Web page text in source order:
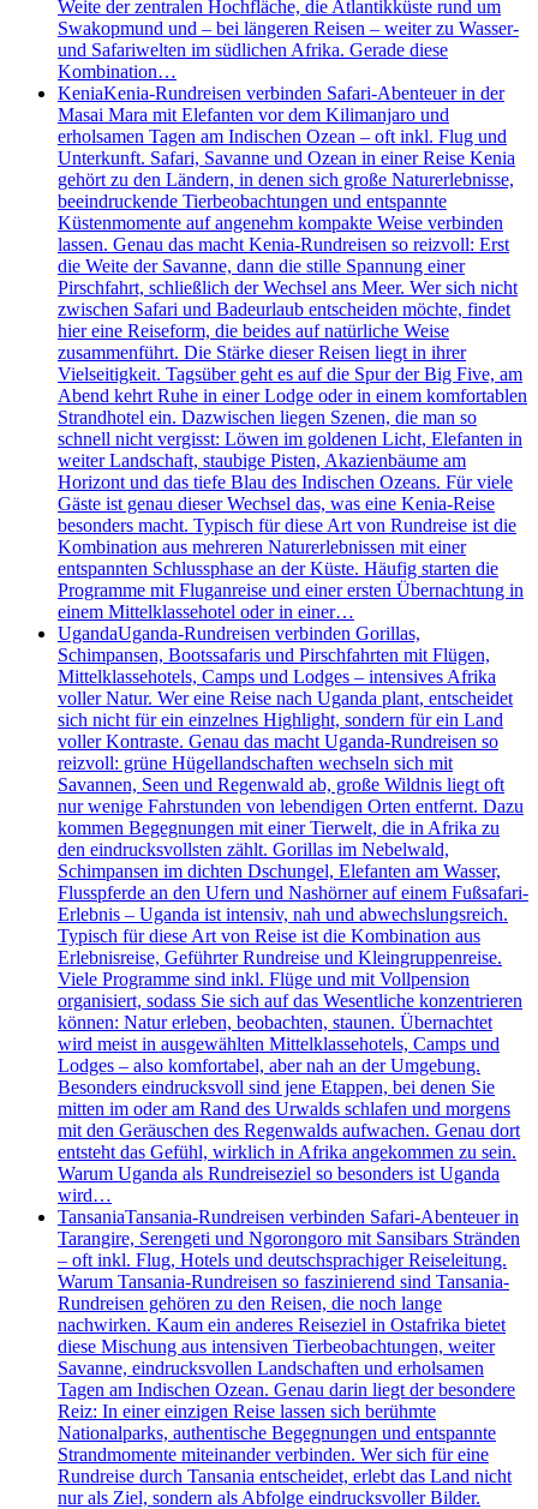
Weite der zentralen Hochfläche, die Atlantikküste rund um
Swakopmund und – bei längeren Reisen – weiter zu Wasser-
und Safariwelten im südlichen Afrika. Gerade diese
Kombination…
KeniaKenia-Rundreisen verbinden Safari-Abenteuer in der
Masai Mara mit Elefanten vor dem Kilimanjaro und
erholsamen Tagen am Indischen Ozean – oft inkl. Flug und
Unterkunft. Safari, Savanne und Ozean in einer Reise Kenia
gehört zu den Ländern, in denen sich große Naturerlebnisse,
beeindruckende Tierbeobachtungen und entspannte
Küstenmomente auf angenehm kompakte Weise verbinden
lassen. Genau das macht Kenia-Rundreisen so reizvoll: Erst
die Weite der Savanne, dann die stille Spannung einer
Pirschfahrt, schließlich der Wechsel ans Meer. Wer sich nicht
zwischen Safari und Badeurlaub entscheiden möchte, findet
hier eine Reiseform, die beides auf natürliche Weise
zusammenführt. Die Stärke dieser Reisen liegt in ihrer
Vielseitigkeit. Tagsüber geht es auf die Spur der Big Five, am
Abend kehrt Ruhe in einer Lodge oder in einem komfortablen
Strandhotel ein. Dazwischen liegen Szenen, die man so
schnell nicht vergisst: Löwen im goldenen Licht, Elefanten in
weiter Landschaft, staubige Pisten, Akazienbäume am
Horizont und das tiefe Blau des Indischen Ozeans. Für viele
Gäste ist genau dieser Wechsel das, was eine Kenia-Reise
besonders macht. Typisch für diese Art von Rundreise ist die
Kombination aus mehreren Naturerlebnissen mit einer
entspannten Schlussphase an der Küste. Häufig starten die
Programme mit Fluganreise und einer ersten Übernachtung in
einem Mittelklassehotel oder in einer…
UgandaUganda-Rundreisen verbinden Gorillas,
Schimpansen, Bootssafaris und Pirschfahrten mit Flügen,
Mittelklassehotels, Camps und Lodges – intensives Afrika
voller Natur. Wer eine Reise nach Uganda plant, entscheidet
sich nicht für ein einzelnes Highlight, sondern für ein Land
voller Kontraste. Genau das macht Uganda-Rundreisen so
reizvoll: grüne Hügellandschaften wechseln sich mit
Savannen, Seen und Regenwald ab, große Wildnis liegt oft
nur wenige Fahrstunden von lebendigen Orten entfernt. Dazu
kommen Begegnungen mit einer Tierwelt, die in Afrika zu
den eindrucksvollsten zählt. Gorillas im Nebelwald,
Schimpansen im dichten Dschungel, Elefanten am Wasser,
Flusspferde an den Ufern und Nashörner auf einem Fußsafari-
Erlebnis – Uganda ist intensiv, nah und abwechslungsreich.
Typisch für diese Art von Reise ist die Kombination aus
Erlebnisreise, Geführter Rundreise und Kleingruppenreise.
Viele Programme sind inkl. Flüge und mit Vollpension
organisiert, sodass Sie sich auf das Wesentliche konzentrieren
können: Natur erleben, beobachten, staunen. Übernachtet
wird meist in ausgewählten Mittelklassehotels, Camps und
Lodges – also komfortabel, aber nah an der Umgebung.
Besonders eindrucksvoll sind jene Etappen, bei denen Sie
mitten im oder am Rand des Urwalds schlafen und morgens
mit den Geräuschen des Regenwalds aufwachen. Genau dort
entsteht das Gefühl, wirklich in Afrika angekommen zu sein.
Warum Uganda als Rundreiseziel so besonders ist Uganda
wird…
TansaniaTansania-Rundreisen verbinden Safari-Abenteuer in
Tarangire, Serengeti und Ngorongoro mit Sansibars Stränden
– oft inkl. Flug, Hotels und deutschsprachiger Reiseleitung.
Warum Tansania-Rundreisen so faszinierend sind Tansania-
Rundreisen gehören zu den Reisen, die noch lange
nachwirken. Kaum ein anderes Reiseziel in Ostafrika bietet
diese Mischung aus intensiven Tierbeobachtungen, weiter
Savanne, eindrucksvollen Landschaften und erholsamen
Tagen am Indischen Ozean. Genau darin liegt der besondere
Reiz: In einer einzigen Reise lassen sich berühmte
Nationalparks, authentische Begegnungen und entspannte
Strandmomente miteinander verbinden. Wer sich für eine
Rundreise durch Tansania entscheidet, erlebt das Land nicht
nur als Ziel, sondern als Abfolge eindrucksvoller Bilder.